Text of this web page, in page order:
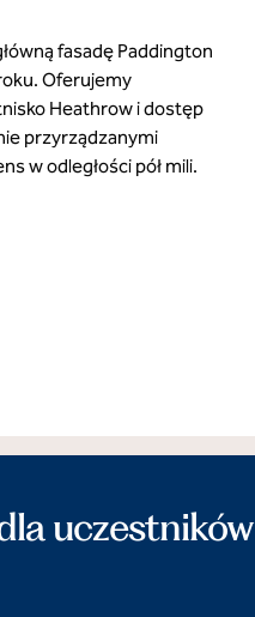
fasadę Paddington
Oferujemy
Heathrow i dostęp
przyrządzanymi
w odległości pół mili.